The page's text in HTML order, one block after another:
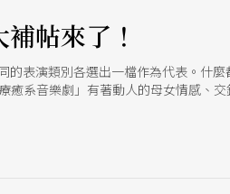
帖來了！
的表演類別各選出一檔作為代表。什
癒系音樂劇」有著動人的母女情感、
離開，但只要好好玩、好好在一起
劇場看了《浮花》，丞舞就長駐在我